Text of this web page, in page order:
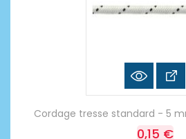
Cordage tresse standard - 5
0,15 €